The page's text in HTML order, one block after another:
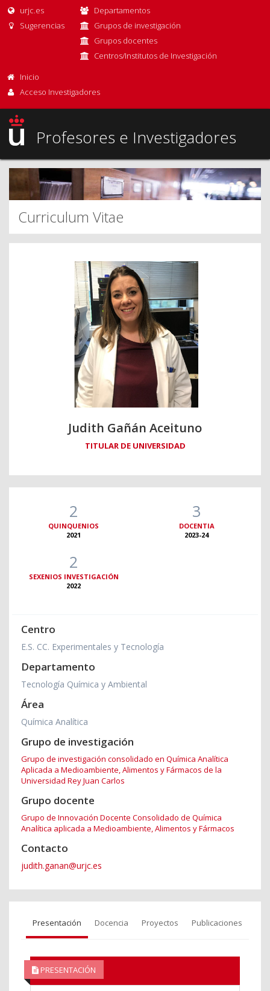
urjc.es
Sugerencias
Departamentos
Grupos de investigación
Grupos docentes
Centros/Institutos de Investigación
Inicio
Acceso Investigadores
Profesores e Investigadores
Curriculum Vitae
Judith Gañán Aceituno
TITULAR DE UNIVERSIDAD
2
QUINQUENIOS
2021
3
DOCENTIA
2023-24
2
SEXENIOS INVESTIGACIÓN
2022
Centro
E.S. CC. Experimentales y Tecnología
Departamento
Tecnología Química y Ambiental
Área
Química Analítica
Grupo de investigación
Grupo de investigación consolidado en Química Analítica
Aplicada a Medioambiente, Alimentos y Fármacos de la
Universidad Rey Juan Carlos
Grupo docente
Grupo de Innovación Docente Consolidado de Química
Analítica aplicada a Medioambiente, Alimentos y Fármacos
Contacto
judith.ganan@urjc.es
Presentación Docencia Proyectos Publicaciones
PRESENTACIÓN